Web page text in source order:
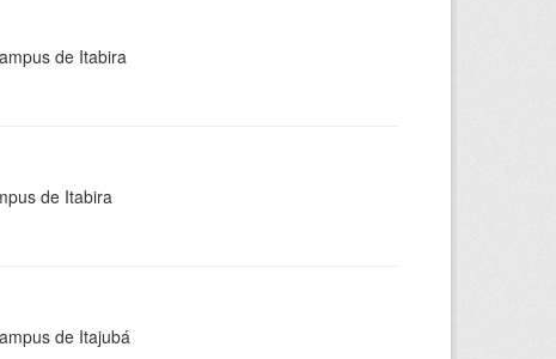
de Itabira
de Itabira
de Itajubá